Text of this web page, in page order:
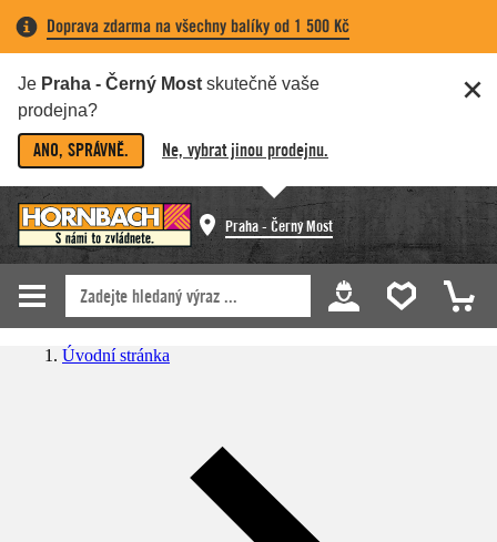
Doprava zdarma na všechny balíky od 1 500 Kč
Je Praha - Černý Most skutečně vaše
prodejna?
ANO, SPRÁVNĚ. Ne, vybrat jinou prodejnu.
Praha - Černý Most
Úvodní stránka